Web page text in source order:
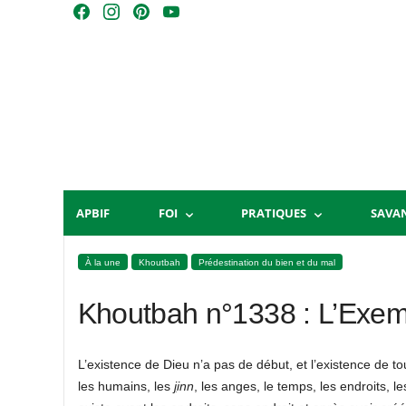
Skip
m
t
Y
APBIF FOI PRATIQUES
À la une Khoutbah Prédestination du bien et du mal
Khoutbah n°1338 :
L’existence de Dieu n’a pas de début, et l’existence de
les humains, les jinn , les anges, le temps, les endroits,